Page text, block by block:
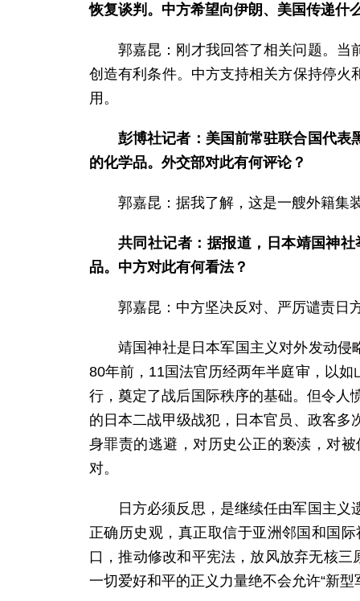
恢复谈判。中方希望向伊朗、美国传递什
郭嘉昆：刚才我回答了相关问题。当
创造有利条件。中方支持相关方保持停
用。
彭博社记者：美国前常驻联合国代表
的化学品。外交部对此有何评论？
郭嘉昆：据我了解，这是一艘外籍集
共同社记者：据报道，日本靖国神
品。中方对此有何看法？
郭嘉昆：中方坚决反对、严厉谴责日
靖国神社是日本军国主义对外发动侵
80年前，11国法官历经两年半庭审，以
行，奠定了战后国际秩序的基础。但令人
的日本二战甲级战犯，日本官员、政客
身罪责的逃避，对历史公正的亵渎，对
对。
日方必须反思，是继续任由军国主
正确历史观，真正取信于亚洲邻国和国
口，推动修改和平宪法，放风放弃无核
一切爱好和平的正义力量绝不会允许“新